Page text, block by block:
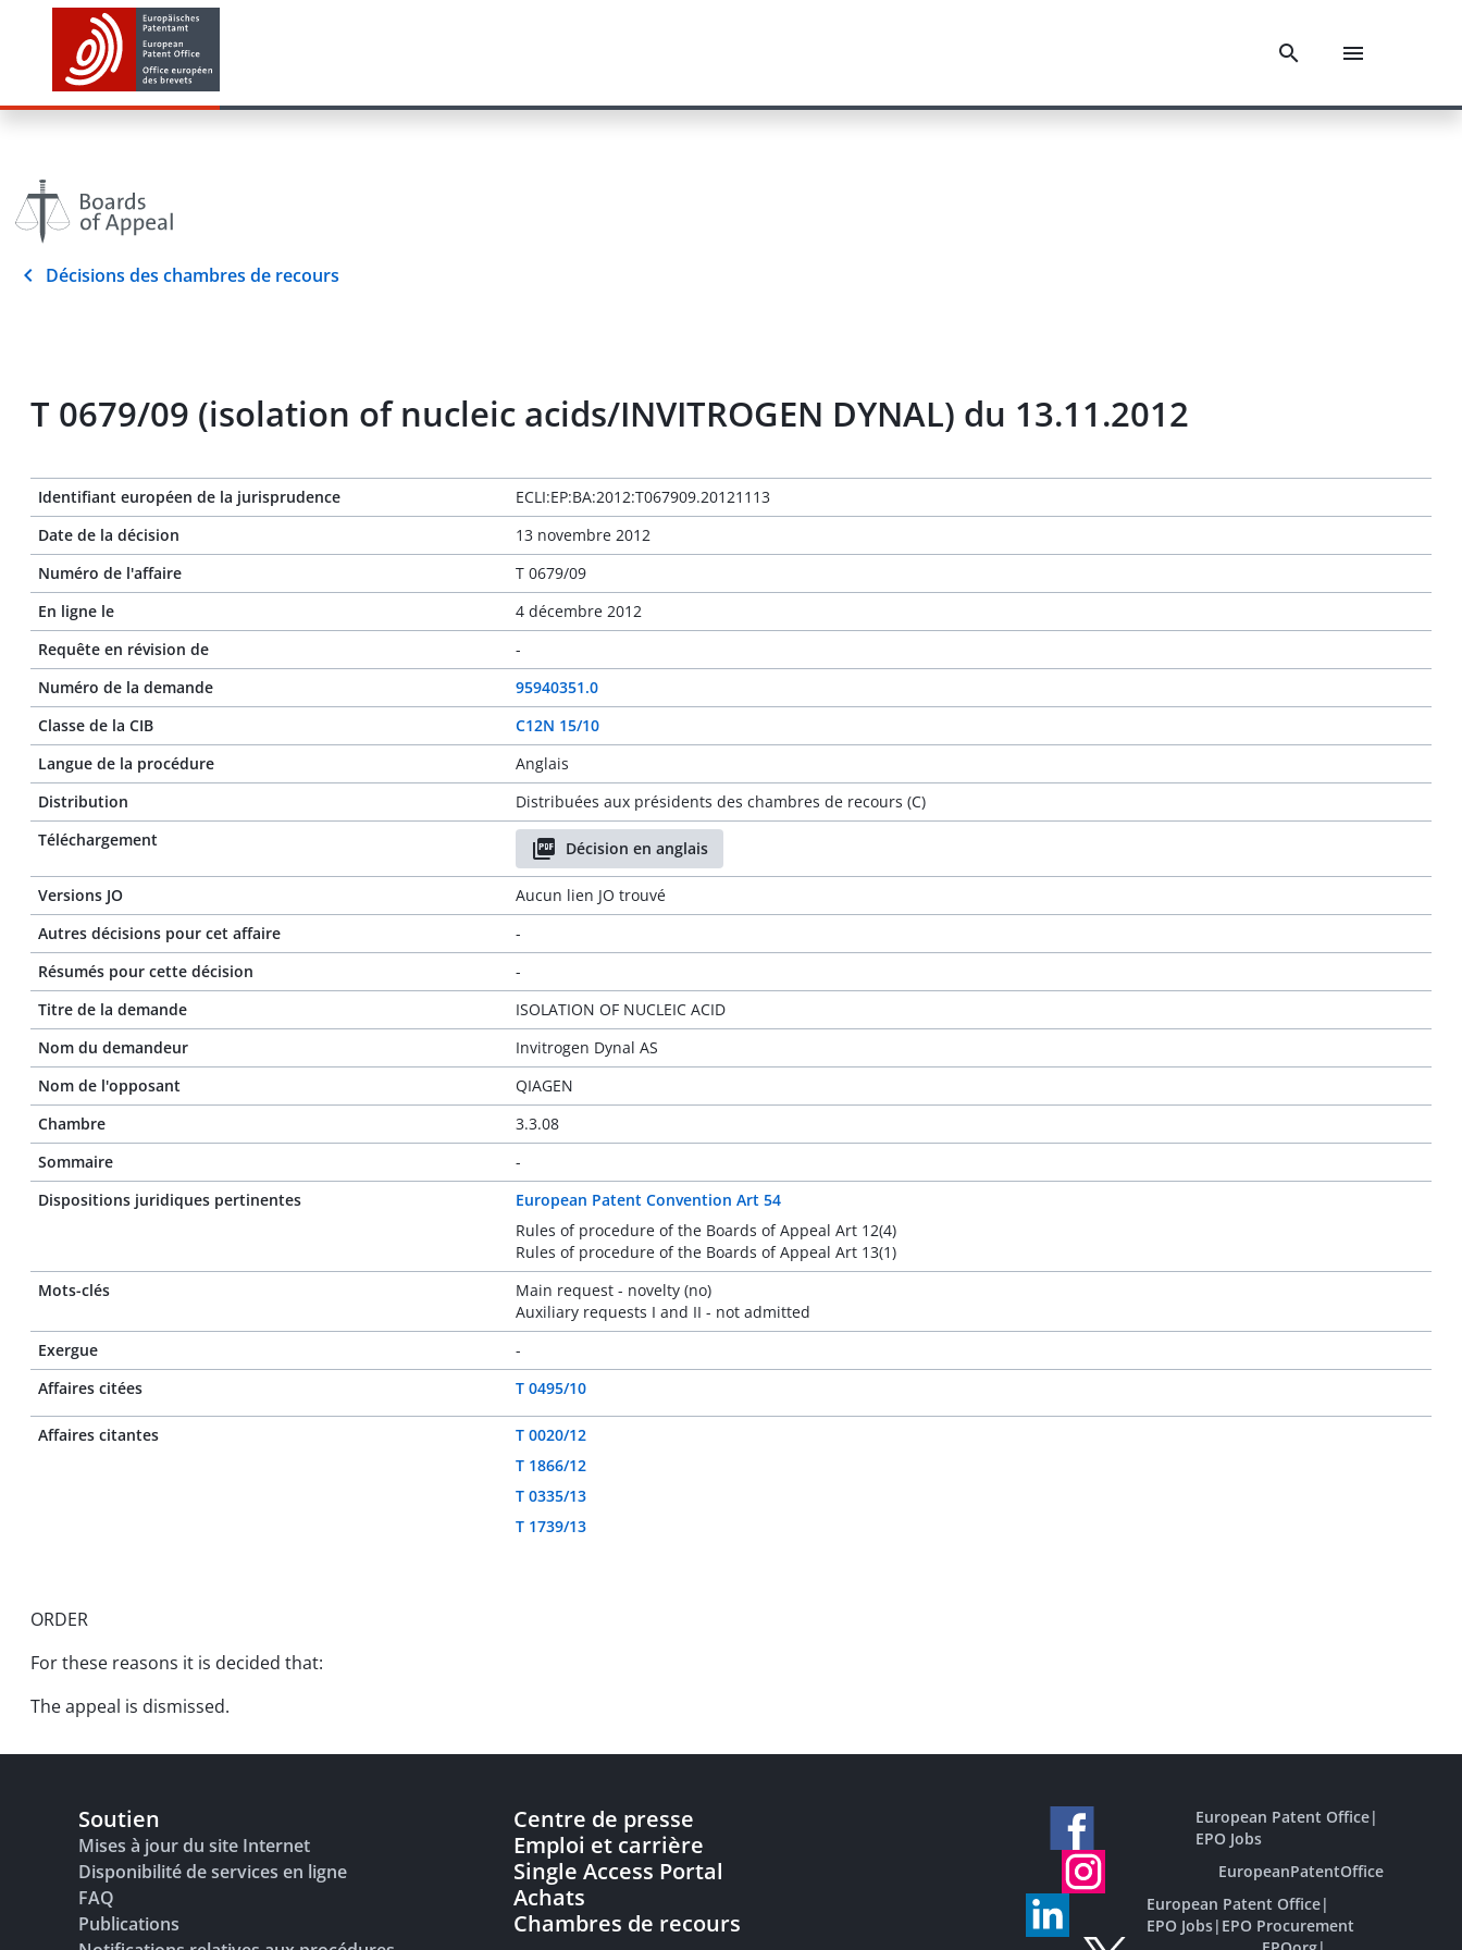
Décisions des chambres de recours
T 0679/09 (isolation of nucleic acids/INVITROGEN DYNAL) du 13.11.2012
Identifiant européen de la jurisprudence
ECLI:EP:BA:2012:T067909.20121113
Date de la décision
13 novembre 2012
Numéro de l'affaire
T 0679/09
En ligne le
4 décembre 2012
Requête en révision de
-
Numéro de la demande
95940351.0
Classe de la CIB
C12N 15/10
Langue de la procédure
Anglais
Distribution
Distribuées aux présidents des chambres de recours (C)
Téléchargement
Décision en anglais
Versions JO
Aucun lien JO trouvé
Autres décisions pour cet affaire
-
Résumés pour cette décision
-
Titre de la demande
ISOLATION OF NUCLEIC ACID
Nom du demandeur
Invitrogen Dynal AS
Nom de l'opposant
QIAGEN
Chambre
3.3.08
Sommaire
-
Dispositions juridiques pertinentes
European Patent Convention Art 54
Rules of procedure of the Boards of Appeal Art 12(4)
Rules of procedure of the Boards of Appeal Art 13(1)
Mots-clés
Main request - novelty (no)
Auxiliary requests I and II - not admitted
Exergue
-
Affaires citées
T 0495/10
Affaires citantes
T 0020/12
T 1866/12
T 0335/13
T 1739/13
ORDER
For these reasons it is decided that:
The appeal is dismissed.
Soutien
Mises à jour du site Internet
Disponibilité de services en ligne
FAQ
Publications
Centre de presse
Emploi et carrière
Single Access Portal
Achats
Chambres de recours
European Patent Office|
EPO Jobs
EuropeanPatentOffice
European Patent Office|
EPO Jobs| EPO Procurement